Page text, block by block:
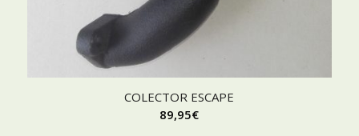
COLECTOR ESCAPE
89,95€